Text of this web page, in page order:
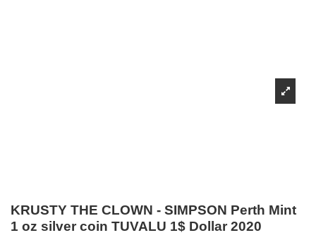
KRUSTY THE CLOWN - SIMPSON Perth Mint
1 oz silver coin TUVALU 1$ Dollar 2020